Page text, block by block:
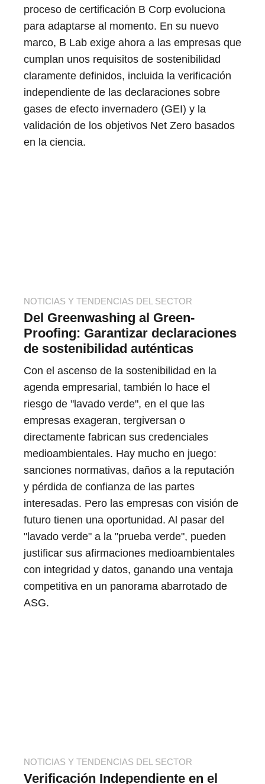
proceso de certificación B Corp evoluciona
para adaptarse al momento. En su nuevo
marco, B Lab exige ahora a las empresas que
cumplan unos requisitos de sostenibilidad
claramente definidos, incluida la verificación
independiente de las declaraciones sobre
gases de efecto invernadero (GEI) y la
validación de los objetivos Net Zero basados
en la ciencia.
NOTICIAS Y TENDENCIAS DEL SECTOR
Del Greenwashing al Green-
Proofing: Garantizar declaraciones
de sostenibilidad auténticas
Con el ascenso de la sostenibilidad en la
agenda empresarial, también lo hace el
riesgo de "lavado verde", en el que las
empresas exageran, tergiversan o
directamente fabrican sus credenciales
medioambientales. Hay mucho en juego:
sanciones normativas, daños a la reputación
y pérdida de confianza de las partes
interesadas. Pero las empresas con visión de
futuro tienen una oportunidad. Al pasar del
"lavado verde" a la "prueba verde", pueden
justificar sus afirmaciones medioambientales
con integridad y datos, ganando una ventaja
competitiva en un panorama abarrotado de
ASG.
NOTICIAS Y TENDENCIAS DEL SECTOR
Verificación Independiente en el